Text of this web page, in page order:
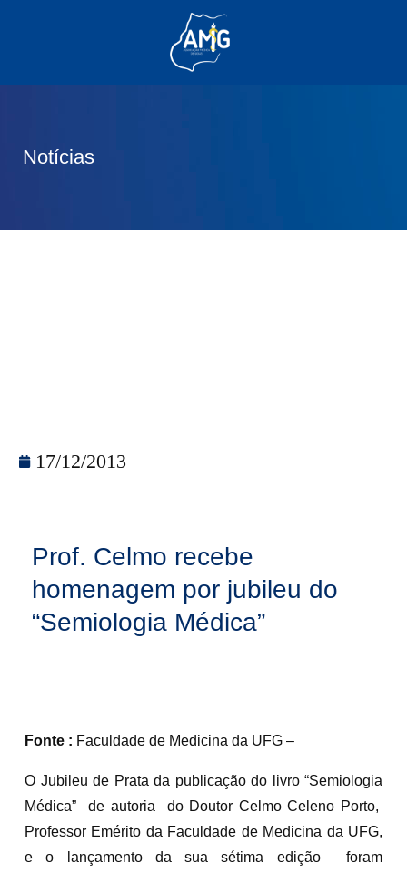
Notícias
17/12/2013
Prof. Celmo recebe
homenagem por jubileu do
“Semiologia Médica”
Fonte : Faculdade de Medicina da UFG –
O Jubileu de Prata da publicação do livro “Semiologia
Médica” de autoria do Doutor Celmo Celeno Porto,
Professor Emérito da Faculdade de Medicina da UFG,
e o lançamento da sua sétima edição foram